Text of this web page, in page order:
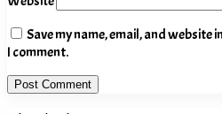
Save my name, email, and
I comment.